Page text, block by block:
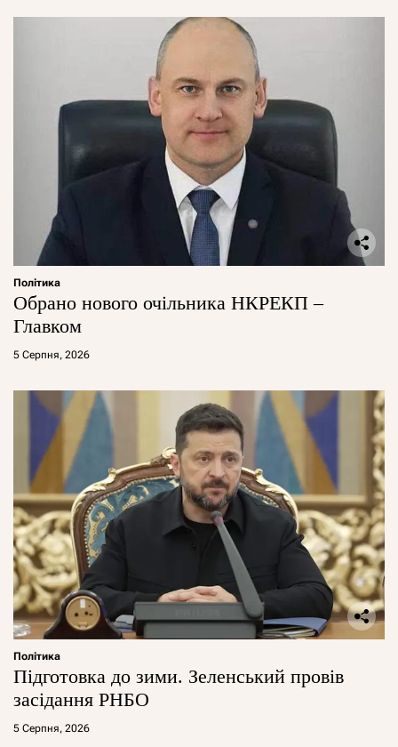
Політика
Обрано нового очільника НКРЕКП –
Главком
5 Серпня, 2026
Політика
Підготовка до зими. Зеленський провів
засідання РНБО
5 Серпня, 2026